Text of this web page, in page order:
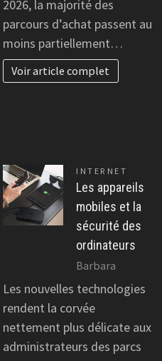
2026, la majorité des
parcours d’achat passent au
moins partiellement…
Voir article complet
INTERNET
Les appareils
mobiles et la
sécurité des
ordinateurs
Barbara
Les nouvelles technologies
rendent la corvée
nettement plus délicate aux
administrateurs des parcs